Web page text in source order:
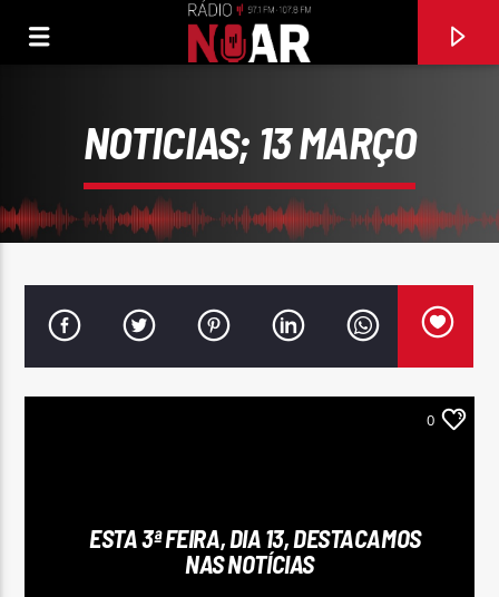
NOTICIAS; 13 MARÇO
0
ESTA 3ª FEIRA, DIA 13, DESTACAMOS
NAS NOTÍCIAS